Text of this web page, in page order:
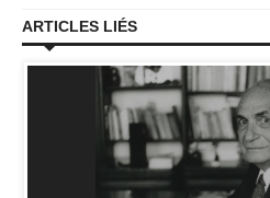
ARTICLES LIÉS